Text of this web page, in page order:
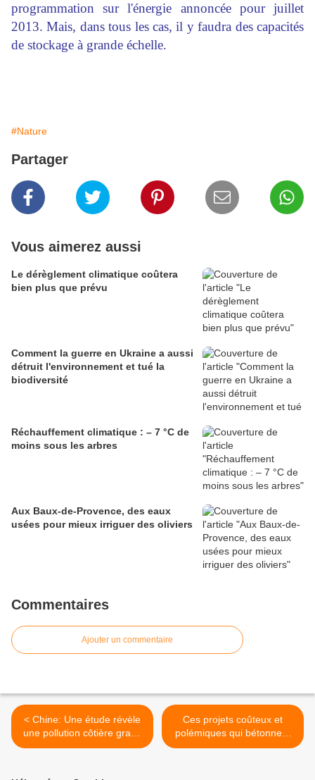
programmation sur l'énergie annoncée pour juillet
2013. Mais, dans tous les cas, il y faudra des capacités
de stockage à grande échelle.
#Nature
Partager
Vous aimerez aussi
Le dérèglement climatique coûtera
bien plus que prévu
Comment la guerre en Ukraine a aussi
détruit l'environnement et tué la
biodiversité
Réchauffement climatique : – 7 °C de
moins sous les arbres
Aux Baux-de-Provence, des eaux
usées pour mieux irriguer des oliviers
Commentaires
Ajouter un commentaire
< Chine: Une étude révèle
une pollution côtière grave
et étendue
Ces projets coûteux et
polémiques qui bétonnent
la France et L’Europe >